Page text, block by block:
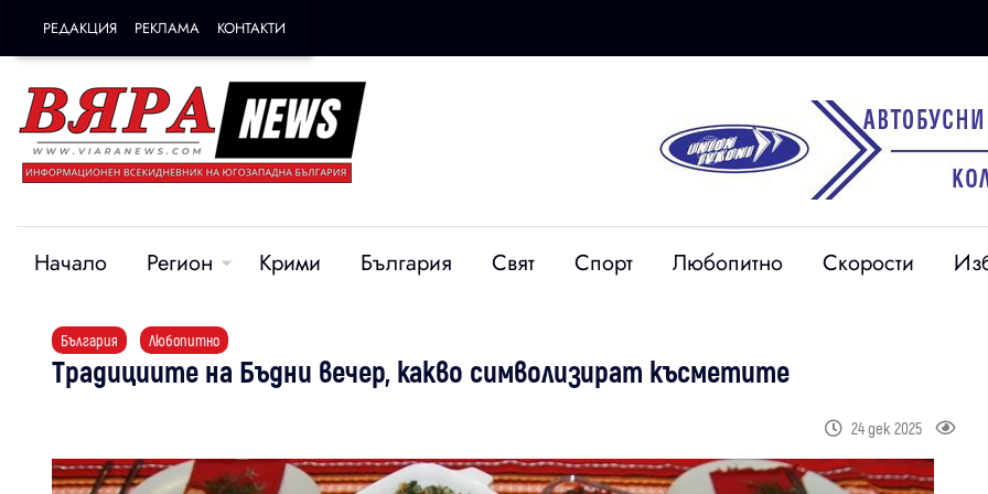
РЕДАКЦИЯ РЕКЛАМА КОНТАКТИ
Начало Регион Крими България Свят Спорт Любопитно Скорости
България Любопитно
Традициите на Бъдни вечер, какво символизират късметите
24 дек 2025